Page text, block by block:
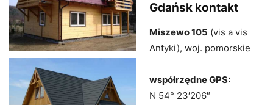
Gdańsk kontakt
Miszewo 105 (vis a vis
Antyki), woj. pomorskie
współrzędne GPS:
N 54° 23′206″